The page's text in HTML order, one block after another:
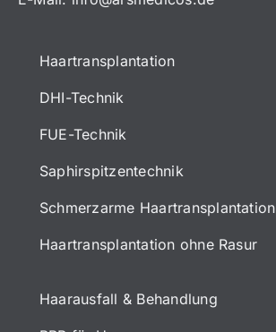
Haartransplantation
DHI-Technik
FUE-Technik
Saphirspitzentechnik
Schmerzarme Haartransplantation
Haartransplantation ohne Rasur
Haarausfall & Behandlung